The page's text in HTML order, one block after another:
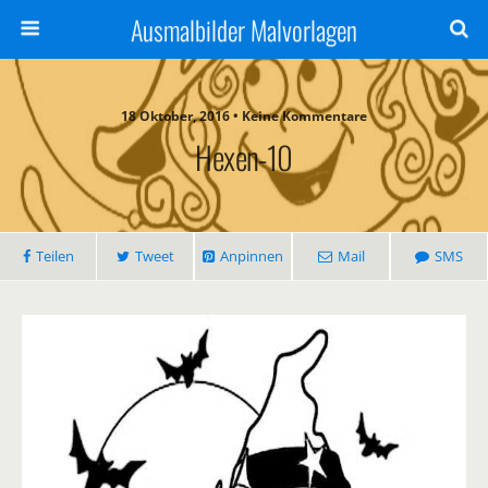
Ausmalbilder Malvorlagen
18 Oktober, 2016 • Keine Kommentare
Hexen-10
Teilen Tweet Anpinnen Mail SMS